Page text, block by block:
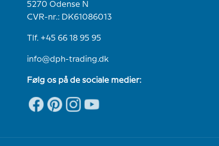
5270 Odense N
CVR-nr.: DK61086013
Tlf. +45 66 18 95 95
info@dph-trading.dk
Følg os på de sociale medier: